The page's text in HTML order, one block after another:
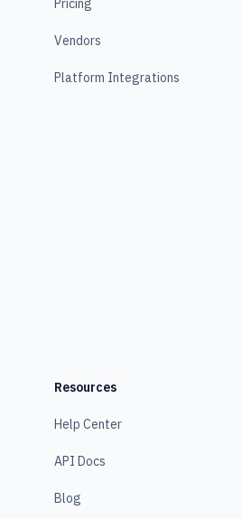
Pricing
Vendors
Platform Integrations
Resources
Help Center
API Docs
Blog